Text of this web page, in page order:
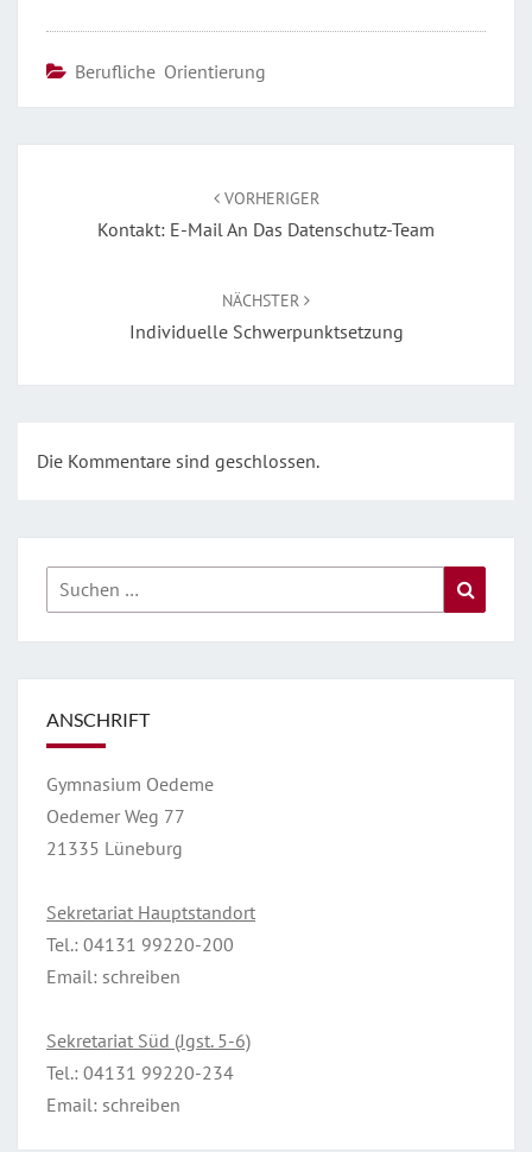
Berufliche Orientierung
VORHERIGER
Kontakt: E-Mail An Das Datenschutz-Team
NÄCHSTER
Individuelle Schwerpunktsetzung
Die Kommentare sind geschlossen.
Suchen
nach:
ANSCHRIFT
Gymnasium Oedeme
Oedemer Weg 77
21335 Lüneburg
Sekretariat Hauptstandort
Tel.: 04131 99220-200
Email: schreiben
Sekretariat Süd (Jgst. 5-6)
Tel.: 04131 99220-234
Email: schreiben